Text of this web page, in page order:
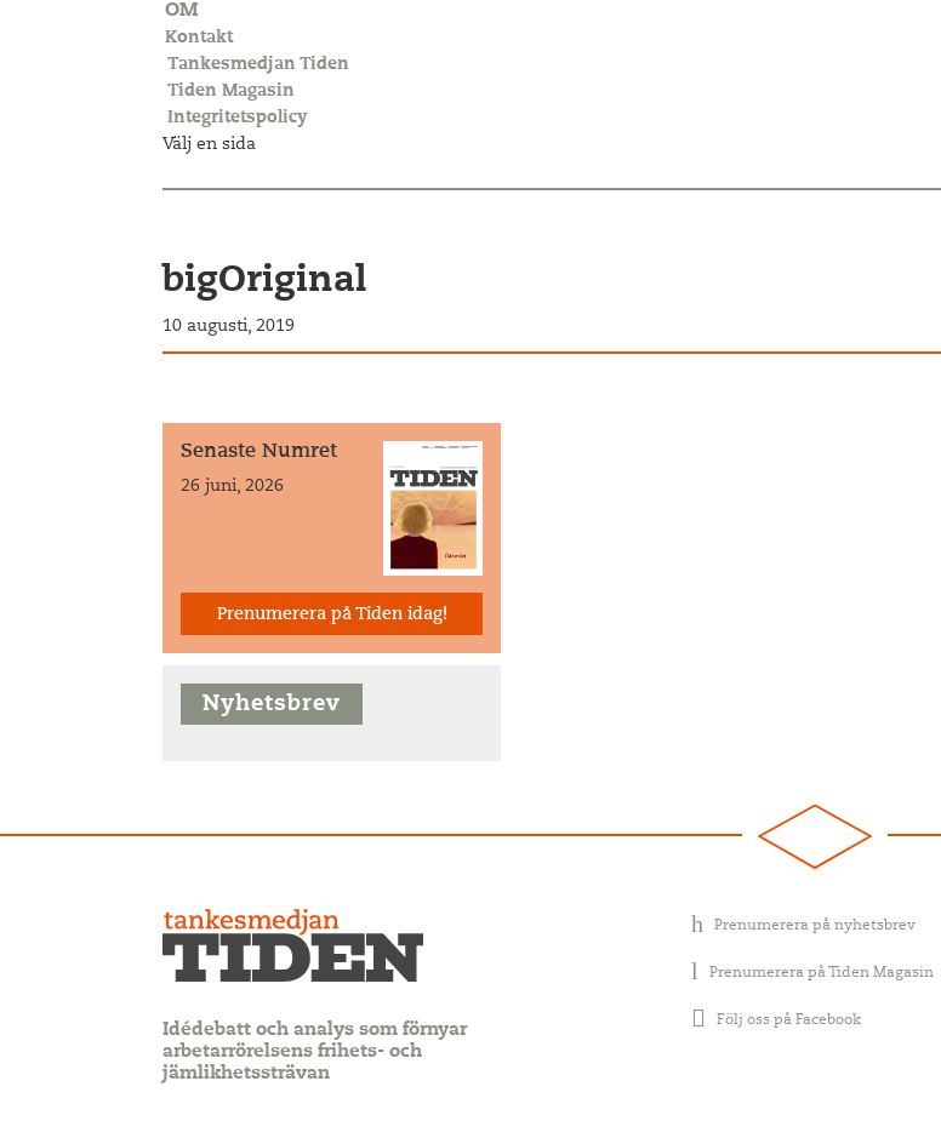
OM
Kontakt
Tankesmedjan Tiden
Tiden Magasin
Integritetspolicy
Välj en sida
bigOriginal
10 augusti, 2019
Senaste Numret
26 juni, 2026
Prenumerera på Tiden idag!
Nyhetsbrev
Idédebatt och analys som förnyar
arbetarrörelsens frihets- och
jämlikhetssträvan
Prenumerera på nyhetsbrev
Prenumerera på Tiden Magasin
Följ oss på Facebook